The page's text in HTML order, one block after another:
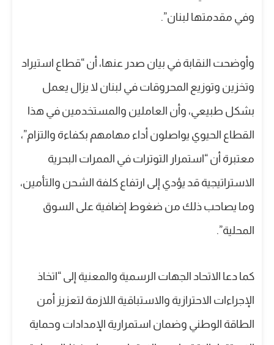
وفي مقدمتها لبنان”.
وأوضحت النقابة في بيان صدر عنها، أن “قطاع استيراد
وتخزين وتوزيع المحروقات في لبنان لا يزال يعمل
بشكل طبيعي، وأن العاملين والمستخدمين في هذا
القطاع الحيوي يواصلون أداء مهامهم بكفاءة والتزام”،
معتبرة أن “استمرار التوترات في الممرات البحرية
الاستراتيجية قد يؤدي إلى ارتفاع كلفة الشحن والتأمين،
وما يصاحب ذلك من ضغوط إضافية على السوق
المحلية”.
كما دعا الاتحاد الجهات الرسمية والمعنية إلى “اتخاذ
الإجراءات الاحترازية والاستباقية اللازمة لتعزيز أمن
الطاقة الوطني وضمان استمرارية الإمدادات وحماية